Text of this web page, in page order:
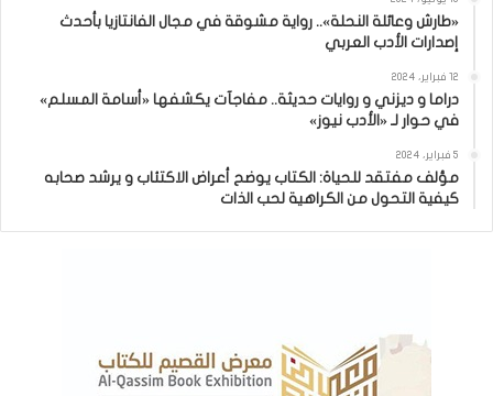
«طارش وعائلة النحلة».. رواية مشوقة في مجال الفانتازيا بأحدث
إصدارات الأدب العربي
12 فبراير، 2024
دراما و ديزني و روايات حديثة.. مفاجآت يكشفها «أسامة المسلم»
في حوار لـ «الأدب نيوز»
5 فبراير، 2024
مؤلف مفتقد للحياة: الكتاب يوضح أعراض الاكتئاب و يرشد صحابه
كيفية التحول من الكراهية لحب الذات